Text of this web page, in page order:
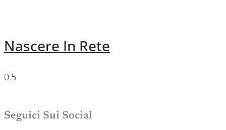
Nascere In Rete
Seguici Sui Social